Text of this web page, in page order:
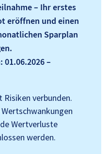
– Ihr erstes
eröffnen und einen
Sparplan
–
Risiken verbunden.
Wertverluste
werden.